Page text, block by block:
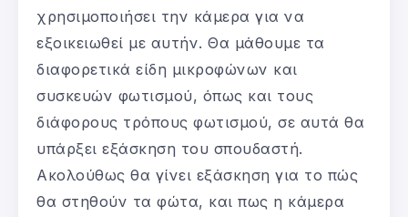
χρησιμοποιήσει την κάμερα για να
εξοικειωθεί με αυτήν. Θα μάθουμε τα
διαφορετικά είδη μικροφώνων και
συσκευών φωτισμού, όπως και τους
διάφορους τρόπους φωτισμού, σε αυτά θα
υπάρξει εξάσκηση του σπουδαστή.
Ακολούθως θα γίνει εξάσκηση για το πώς
θα στηθούν τα φώτα, και πως η κάμερα